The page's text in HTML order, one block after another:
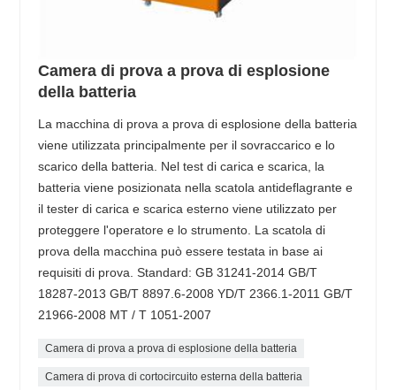
Camera di prova a prova di esplosione
della batteria
La macchina di prova a prova di esplosione della batteria
viene utilizzata principalmente per il sovraccarico e lo
scarico della batteria. Nel test di carica e scarica, la
batteria viene posizionata nella scatola antideflagrante e
il tester di carica e scarica esterno viene utilizzato per
proteggere l'operatore e lo strumento. La scatola di
prova della macchina può essere testata in base ai
requisiti di prova. Standard: GB 31241-2014 GB/T
18287-2013 GB/T 8897.6-2008 YD/T 2366.1-2011 GB/T
21966-2008 MT / T 1051-2007
Camera di prova a prova di esplosione della batteria
Camera di prova di cortocircuito esterna della batteria